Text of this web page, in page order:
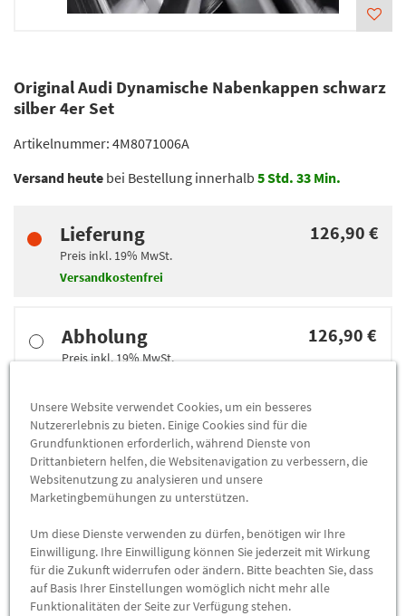
Original Audi Dynamische Nabenkappen schwarz
silber 4er Set
Artikelnummer: 4M8071006A
Versand heute bei Bestellung innerhalb 5Std. 33 Min.
Lieferung
Preis inkl. 19% MwSt.
Versandkostenfrei
126,90 €
Abholung
Preis inkl.19%MwSt.
126,90 €
-
Max. Bestellmenge:4
ZUM WARENKORB HINZUFÜGEN
Herstellerangaben: AUDI AG | Auto-Union-Str. 1 | 85057
Ingolstadt |
Die Original Audi dynamischen Nabenkappen verleihen den
Unsere Website verwendet Cookies, um ein besseres
Nutzererlebnis zu bieten. Einige Cookies sind für die
Grundfunktionen erforderlich, während Dienste von
Drittanbietern helfen, die Websitenavigation zu verbessern, die
Websitenutzung zu analysieren und unsere
Marketingbemühungen zu unterstützen.
Um diese Dienste verwenden zu dürfen, benötigen wir Ihre
Einwilligung. Ihre Einwilligung können Sie jederzeit mit Wirkung
für die Zukunft widerrufen oder ändern. Bitte beachten Sie, dass
auf Basis Ihrer Einstellungen womöglich nicht mehr alle
Funktionalitäten der Seite zur Verfügung stehen.